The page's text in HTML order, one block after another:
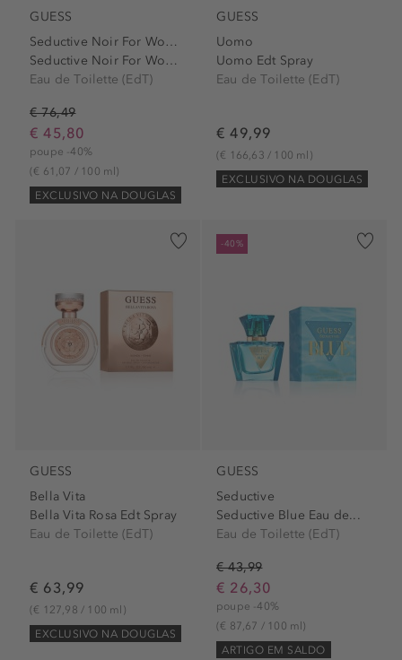
GUESS
Seductive Noir For Women
Seductive Noir For Women...
Eau de Toilette (EdT)
€ 76,49
€ 45,80
poupe -40%
(€ 61,07 / 100 ml)
EXCLUSIVO NA DOUGLAS
GUESS
Uomo
Uomo Edt Spray
Eau de Toilette (EdT)
€ 49,99
(€ 166,63 / 100 ml)
EXCLUSIVO NA DOUGLAS
GUESS
Bella Vita
Bella Vita Rosa Edt Spray
Eau de Toilette (EdT)
€ 63,99
(€ 127,98 / 100 ml)
EXCLUSIVO NA DOUGLAS
-40%
GUESS
Seductive
Seductive Blue Eau de...
Eau de Toilette (EdT)
€ 43,99
€ 26,30
poupe -40%
(€ 87,67 / 100 ml)
ARTIGO EM SALDO